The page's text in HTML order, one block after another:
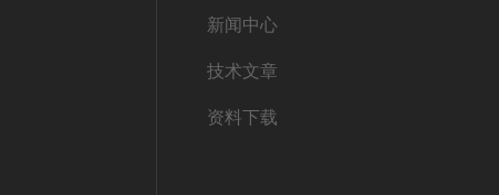
新闻中心
技术文章
资料下载